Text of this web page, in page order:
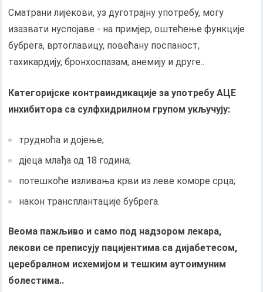
Сматрани лијекови, уз дуготрајну употребу, могу
изазвати нуспојаве - на примјер, оштећење функције
бубрега, вртоглавицу, повећану поспаност,
тахикардију, бронхоспазам, анемију и друге..
Категоријске контраиндикације за употребу АЦЕ
инхибитора са сулфхидрилном групом укључују:
трудноћа и дојење;
дјеца млађа од 18 година;
потешкоће изливања крви из леве коморе срца;
након трансплантације бубрега.
Веома пажљиво и само под надзором лекара,
лекови се преписују пацијентима са дијабетесом,
церебралном исхемијом и тешким аутоимуним
болестима..